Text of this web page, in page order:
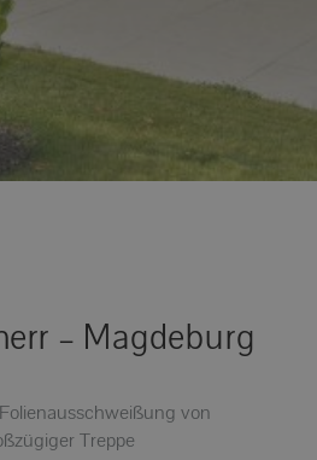
– Magdeburg
von
Treppe